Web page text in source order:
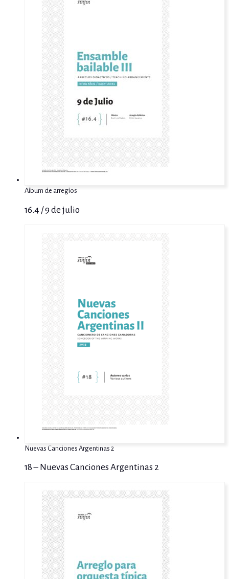
Album de arreglos
16.4 / 9 de julio
Nuevas Canciones Argentinas 2
18 – Nuevas Canciones Argentinas 2